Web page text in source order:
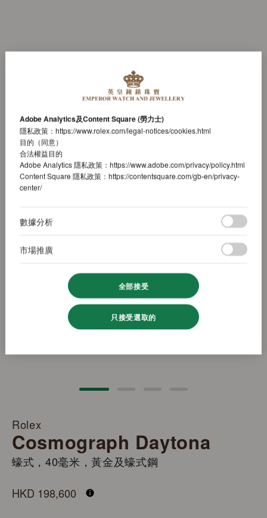
Rolex
Cosmograph Daytona
蠔式，40毫米，黃金及蠔式鋼
HKD 198,600
Adobe Analytics及Content Square (勞力士)
隱私政策： https://www.rolex.com/legal-notices/cookies.html
目的（同意）
合法權益目的
Adobe Analytics 隱私政策： https://www.adobe.com/privacy/policy.html
Content Square 隱私政策： https://contentsquare.com/gb-en/privacy-
center/
數據分析
市場推廣
全部接受
只接受選取的